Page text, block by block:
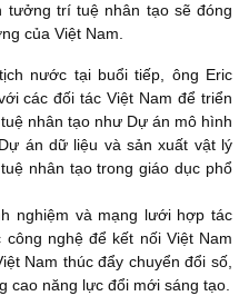
tưởng trí tuệ nhân tạo sẽ đóng
của Việt Nam.
nước tại buổi tiếp, ông Eric
các đối tác Việt Nam để triển
nhân tạo như Dự án mô hình
án dữ liệu và sản xuất vật lý
nhân tạo trong giáo dục phổ
nghiệm và mạng lưới hợp tác
nghệ để kết nối Việt Nam
Nam thúc đẩy chuyển đổi số,
cao năng lực đổi mới sáng tạo.